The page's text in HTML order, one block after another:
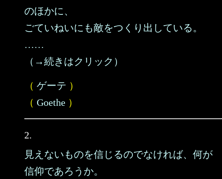
のほかに、
ごていねいにも敵をつくり出している。
……
（→続きはクリック）
（ ゲーテ ）
（ Goethe ）
2.
見えないものを信じるのでなければ、何が
信仰であろうか。